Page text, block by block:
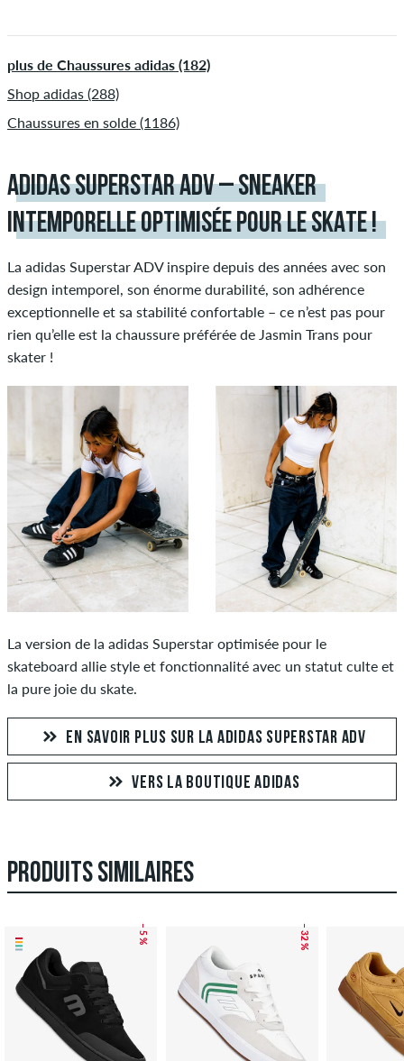
plus de Chaussures adidas (182)
Shop adidas (288)
Chaussures en solde (1186)
ADIDAS SUPERSTAR ADV – SNEAKER
INTEMPORELLE OPTIMISÉE POUR LE SKATE !
La adidas Superstar ADV inspire depuis des années avec son
design intemporel, son énorme durabilité, son adhérence
exceptionnelle et sa stabilité confortable – ce n’est pas pour
rien qu’elle est la chaussure préférée de Jasmin Trans pour
skater !
La version de la adidas Superstar optimisée pour le
skateboard allie style et fonctionnalité avec un statut culte et
la pure joie du skate.
EN SAVOIR PLUS SUR LA ADIDAS SUPERSTAR ADV
VERS LA BOUTIQUE ADIDAS
PRODUITS SIMILAIRES
– 5 % – 32 %